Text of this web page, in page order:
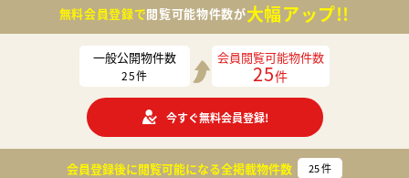
無料会員登録で閲覧可能物件数が大幅アップ!!
一般公開物件数
25件
会員閲覧可能物件数
25件
今すぐ無料会員登録!
会員登録後に閲覧可能になる全掲載物件数 25件